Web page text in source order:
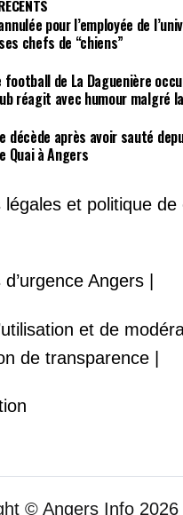
pour l’employée de
chefs de “chiens”
de La Daguenière
réagit avec humour malgré
décède après avoir sauté
Quai à Angers
légales et politique de
Angers |
et de
de transparence |
© Angers Info 2026